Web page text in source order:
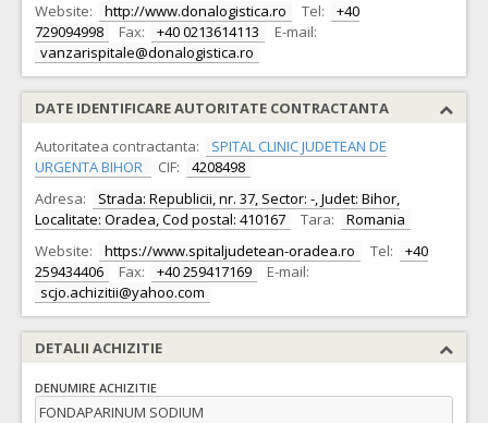
Website:
http://www.donalogistica.ro Tel:
+40
729094998
Fax: +40 0213614113
E-mail:
vanzarispitale@donalogistica.ro
DATE IDENTIFICARE AUTORITATE CONTRACTANTA
Autoritatea contractanta:
SPITAL CLINIC JUDETEAN DE
URGENTA BIHOR
CIF:
4208498
Adresa:
Strada: Republicii, nr. 37, Sector: -, Judet: Bihor,
Localitate: Oradea, Cod postal: 410167
Tara:
Romania
Website:
https://www.spitaljudetean-oradea.ro Tel:
+40
259434406
Fax: +40 259417169
E-mail:
scjo.achizitii@yahoo.com
DETALII ACHIZITIE
DENUMIRE ACHIZITIE
FONDAPARINUM SODIUM